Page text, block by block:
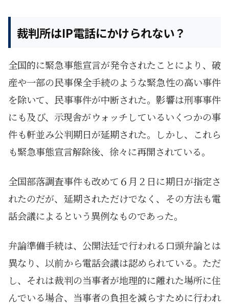
裁判所はIP電話にかけられない？
全国的に緊急事態宣言が発令されたことにより、破
産や一部の民事保全手続のような緊急性の高い事件
を除いて、民事事件が中断された。影響は刑事事件
にも及び、示現舎がウォッチしているいくつかの事
件も軒並み公判期日が延期された。しかし、これら
も緊急事態宣言解除後、徐々に再開されている。
全国部落調査事件も改めて６月２日に期日が指定さ
れたのだが、延期されただけでなく、その方法も電
話会議によるという異例なものであった。
弁論準備手続は、公開法廷で行われる口頭弁論とは
異なり、以前から電話会議は認められている。ただ
し、それは裁判の当事者が地理的に離れた場所に住
んでいる場合、当事者の負担を減らすために行われ